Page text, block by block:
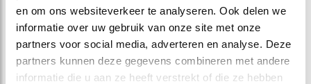
en om ons websiteverkeer te analyseren. Ook delen we
informatie over uw gebruik van onze site met onze
partners voor social media, adverteren en analyse. Deze
partners kunnen deze gegevens combineren met andere
informatie die u aan ze heeft verstrekt of die ze hebben